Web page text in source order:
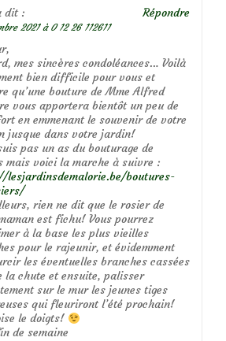
dit :
2021 à 0 12 26 112611
mes sincères condoléances… Voilà
bien difficile pour vous et
qu’une bouture de Mme Alfred
vous apportera bientôt un peu de
en emmenant le souvenir de votre
jusque dans votre jardin!
pas un as du bouturage de
mais voici la marche à suivre :
lesjardinsdemalorie.be/boutures-
rien ne dit que le rosier de
est fichu! Vous pourrez
à la base les plus vieilles
pour le rajeunir, et évidemment
les éventuelles branches cassées
la chute et ensuite, palisser
sur le mur les jeunes tiges
qui fleuriront l’été prochain!
le doigts!
de semaine
Répondre